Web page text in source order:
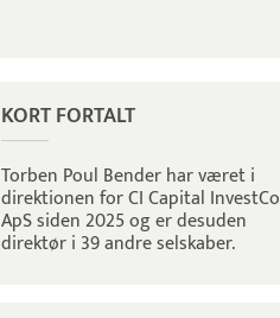
KORT FORTALT
Torben Poul Bender har været i
direktionen for CI Capital InvestCo
ApS siden 2025 og er desuden
direktør i 39 andre selskaber.